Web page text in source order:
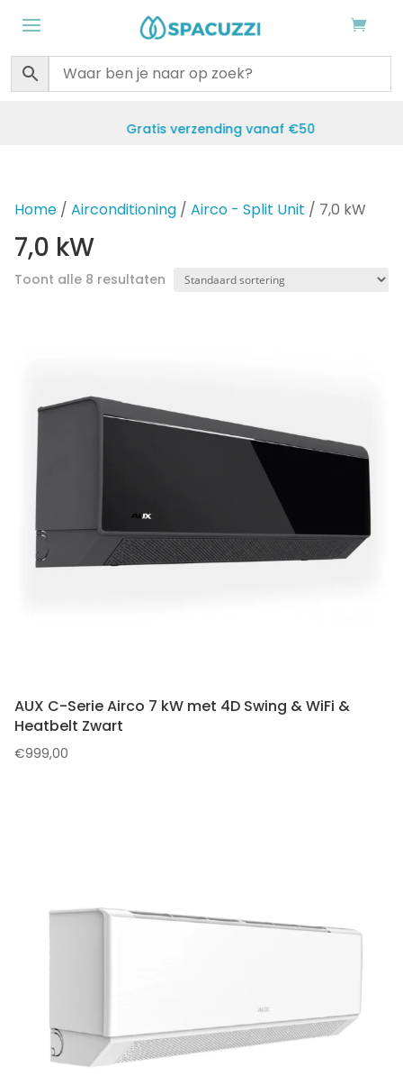
Gratis verzending vanaf €50
Home/ Airconditioning/ Airco - Split Unit / 7,0 kW
7,0 kW
Toont alle 8 resultaten
AUX C-Serie Airco 7 kW met 4D Swing & WiFi &
Heatbelt Zwart
€999,00